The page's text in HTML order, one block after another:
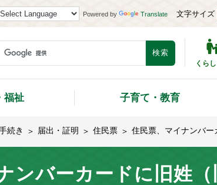
Powered by Translate 文字サイズ
くら
福祉 子育て・教育
続き 届出・証明 住民票 住民票、マイナンバ
ンバーカードに旧姓